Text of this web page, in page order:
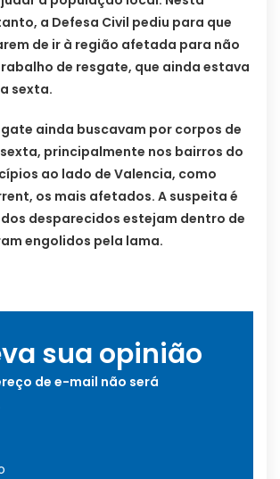
a Defesa Civil pediu para que
de ir à região afetada para não
de resgate, que ainda estava
sexta.
ainda buscavam por corpos de
principalmente nos bairros do
ao lado de Valencia, como
os mais afetados. A suspeita é
desparecidos estejam dentro de
engolidos pela lama.
sua opinião
de e-mail não será